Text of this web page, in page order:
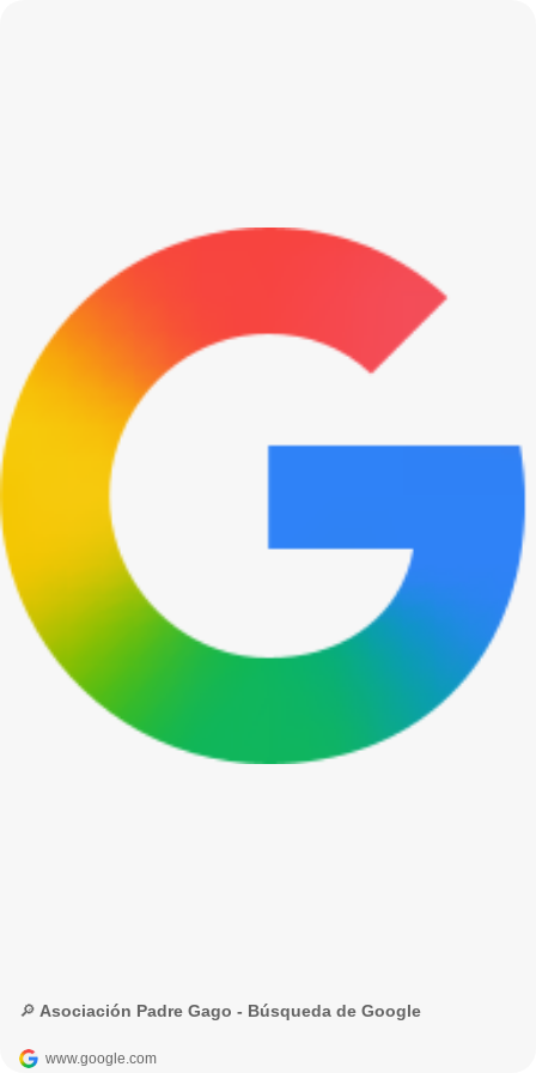
🔎 Asociación Padre Gago - Búsqueda de Google
www.google.com